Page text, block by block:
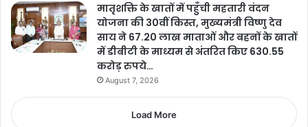
मातृशक्ति के खातों में पहुँची महतारी वंदन
योजना की 30वीं किस्त, मुख्यमंत्री विष्णु देव
साय ने 67.20 लाख माताओं और बहनों के खातों
में डीबीटी के माध्यम से अंतरित किए 630.55
करोड़ रुपये…
August 7, 2026
Load More